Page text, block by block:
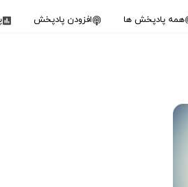
همه پادپخش ها افزودن پادپخش